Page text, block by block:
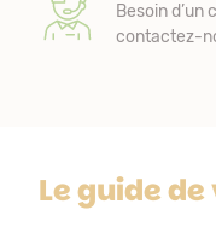
Besoin d’un
contactez-
Le guide